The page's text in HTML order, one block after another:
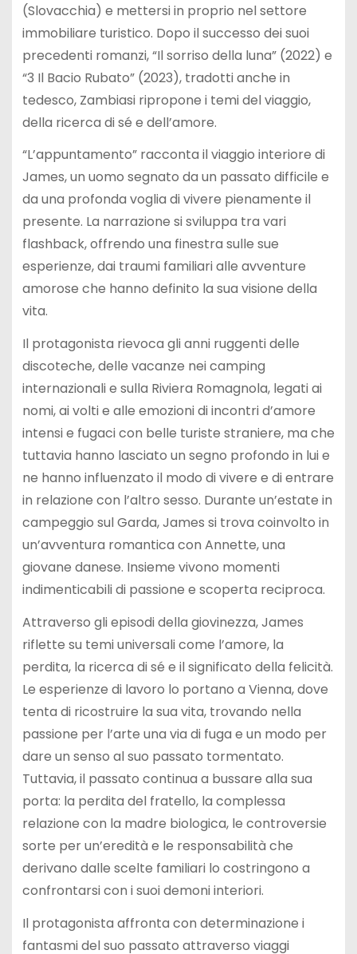
(Slovacchia) e mettersi in proprio nel settore
immobiliare turistico. Dopo il successo dei suoi
precedenti romanzi, “Il sorriso della luna” (2022) e
“3 Il Bacio Rubato” (2023), tradotti anche in
tedesco, Zambiasi ripropone i temi del viaggio,
della ricerca di sé e dell’amore.
“L’appuntamento” racconta il viaggio interiore di
James, un uomo segnato da un passato difficile e
da una profonda voglia di vivere pienamente il
presente. La narrazione si sviluppa tra vari
flashback, offrendo una finestra sulle sue
esperienze, dai traumi familiari alle avventure
amorose che hanno definito la sua visione della
vita.
Il protagonista rievoca gli anni ruggenti delle
discoteche, delle vacanze nei camping
internazionali e sulla Riviera Romagnola, legati ai
nomi, ai volti e alle emozioni di incontri d’amore
intensi e fugaci con belle turiste straniere, ma che
tuttavia hanno lasciato un segno profondo in lui e
ne hanno influenzato il modo di vivere e di entrare
in relazione con l’altro sesso. Durante un’estate in
campeggio sul Garda, James si trova coinvolto in
un’avventura romantica con Annette, una
giovane danese. Insieme vivono momenti
indimenticabili di passione e scoperta reciproca.
Attraverso gli episodi della giovinezza, James
riflette su temi universali come l’amore, la
perdita, la ricerca di sé e il significato della felicità.
Le esperienze di lavoro lo portano a Vienna, dove
tenta di ricostruire la sua vita, trovando nella
passione per l’arte una via di fuga e un modo per
dare un senso al suo passato tormentato.
Tuttavia, il passato continua a bussare alla sua
porta: la perdita del fratello, la complessa
relazione con la madre biologica, le controversie
sorte per un’eredità e le responsabilità che
derivano dalle scelte familiari lo costringono a
confrontarsi con i suoi demoni interiori.
Il protagonista affronta con determinazione i
fantasmi del suo passato attraverso viaggi